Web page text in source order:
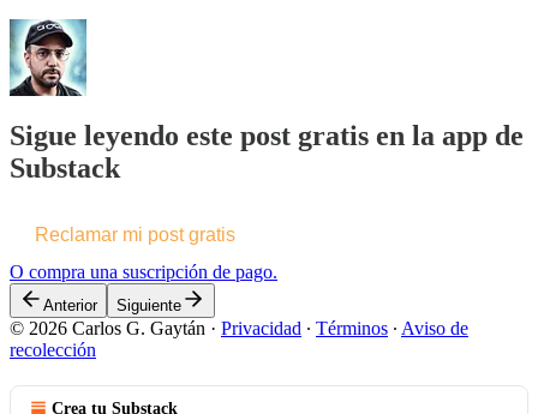
Sigue leyendo este post gratis en la app de
Substack
Reclamar mi post gratis
O compra una suscripción de pago.
Anterior Siguiente
© 2026 Carlos G. Gaytán · Privacidad ∙ Términos ∙ Aviso de
recolección
Crea tu Substack